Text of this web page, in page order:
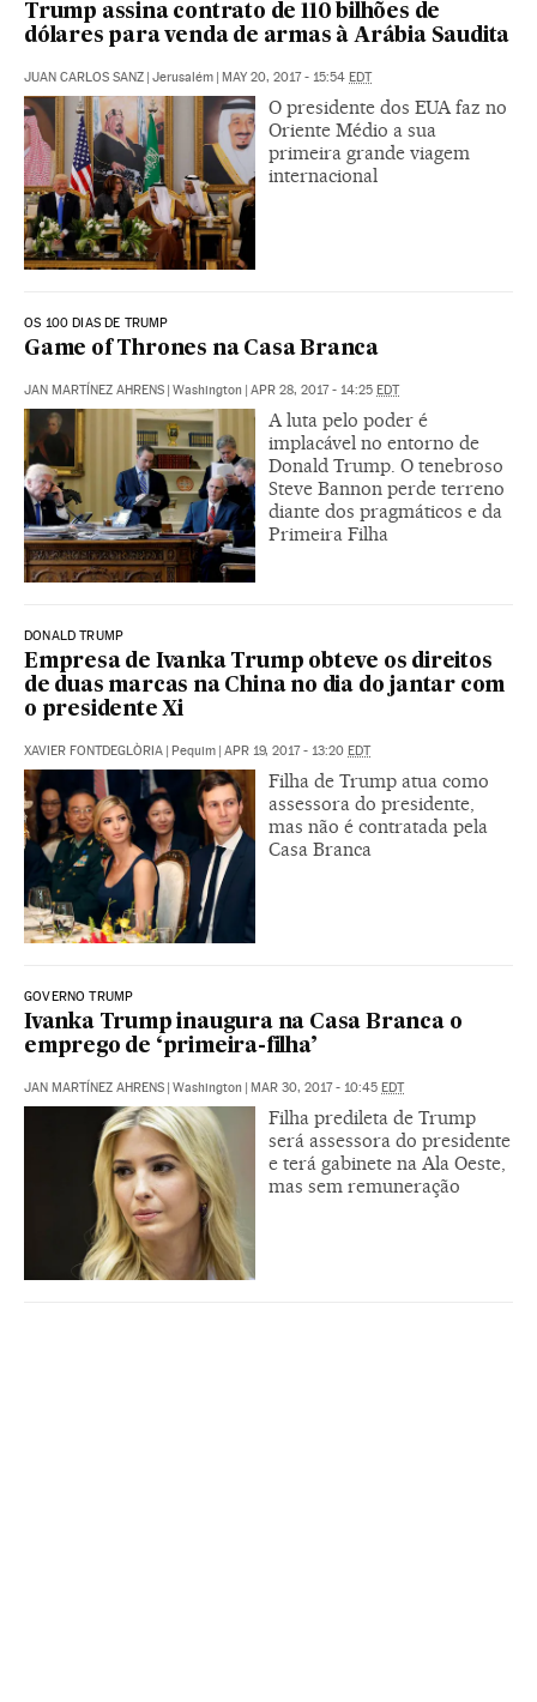
Trump assina contrato de 110 bilhões de
dólares para venda de armas à Arábia Saudita
JUAN CARLOS SANZ | Jerusalém | MAY 20, 2017 - 15:54 EDT
O presidente dos EUA faz no
Oriente Médio a sua
primeira grande viagem
internacional
OS 100 DIAS DE TRUMP
Game of Thrones na Casa Branca
JAN MARTÍNEZ AHRENS | Washington | APR 28, 2017 - 14:25 EDT
A luta pelo poder é
implacável no entorno de
Donald Trump. O tenebroso
Steve Bannon perde terreno
diante dos pragmáticos e da
Primeira Filha
DONALD TRUMP
Empresa de Ivanka Trump obteve os direitos
de duas marcas na China no dia do jantar com
o presidente Xi
XAVIER FONTDEGLÒRIA | Pequim | APR 19, 2017 - 13:20 EDT
Filha de Trump atua como
assessora do presidente,
mas não é contratada pela
Casa Branca
GOVERNO TRUMP
Ivanka Trump inaugura na Casa Branca o
emprego de ‘primeira-filha’
JAN MARTÍNEZ AHRENS | Washington | MAR 30, 2017 - 10:45 EDT
Filha predileta de Trump
será assessora do presidente
e terá gabinete na Ala Oeste,
mas sem remuneração